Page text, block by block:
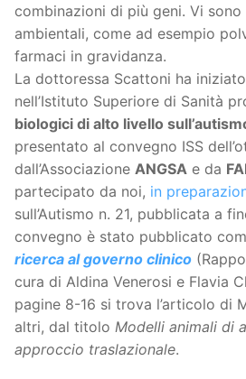
combinazioni di più geni. Vi
ambientali, come ad esempio
farmaci in gravidanza.
La dottoressa Scattoni ha
nell’Istituto Superiore di Sanità
biologici di alto livello
presentato al convegno ISS
dall’Associazione ANGSA e da
partecipato da noi, in
sull’Autismo n. 21, pubblicata a
convegno è stato pubblicato
ricerca al governo clinico
cura di Aldina Venerosi e Flavia
pagine 8-16 si trova l’articolo di
altri, dal titolo Modelli animali di
approccio traslazionale.